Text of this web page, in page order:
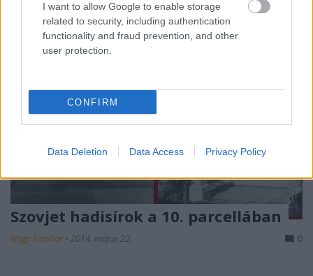
I want to allow Google to enable storage
related to security, including authentication
functionality and fraud prevention, and other
user protection.
CONFIRM
Data Deletion Data Access Privacy Policy
Szovjet hadisírok a 10. parcellában
Nagy Nándor • 2014. május 22. 0